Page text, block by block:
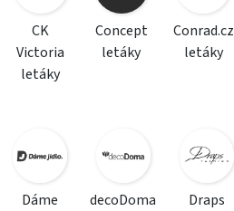
CK
Victoria
letáky
Concept
letáky
Conrad.cz
letáky
Dáme
decoDoma
Draps